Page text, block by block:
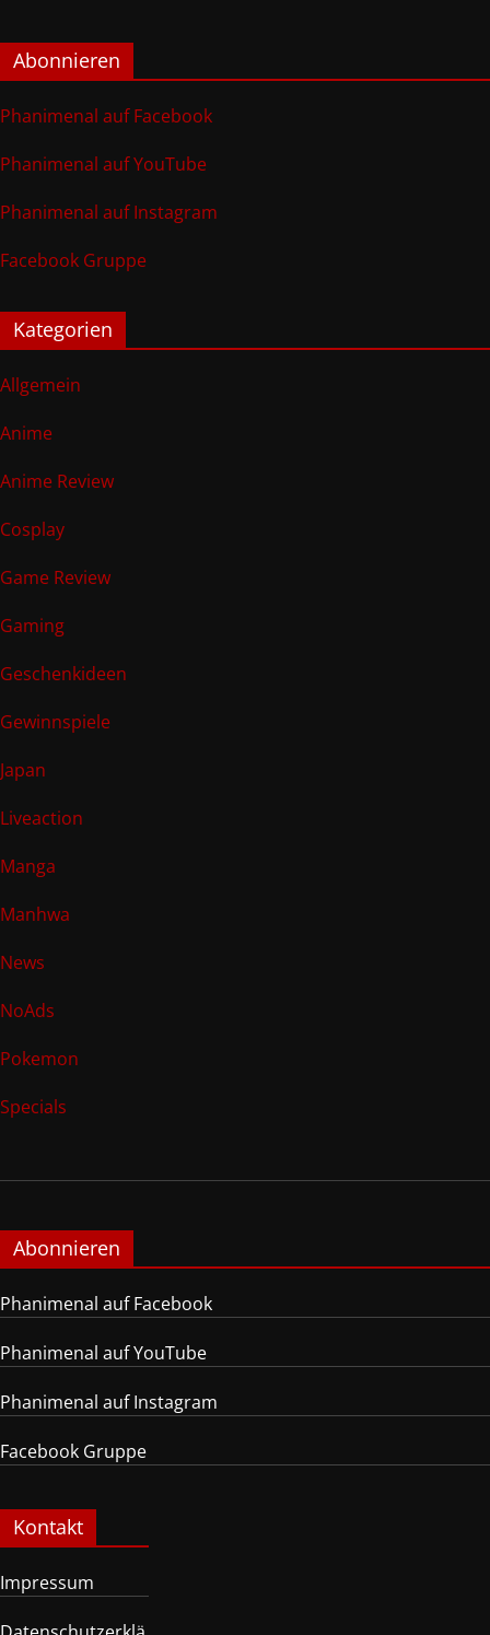
Abonnieren
Phanimenal auf Facebook
Phanimenal auf YouTube
Phanimenal auf Instagram
Facebook Gruppe
Kategorien
Allgemein
Anime
Anime Review
Cosplay
Game Review
Gaming
Geschenkideen
Gewinnspiele
Japan
Liveaction
Manga
Manhwa
News
NoAds
Pokemon
Specials
Abonnieren
Phanimenal auf Facebook
Phanimenal auf YouTube
Phanimenal auf Instagram
Facebook Gruppe
Kontakt
Impressum